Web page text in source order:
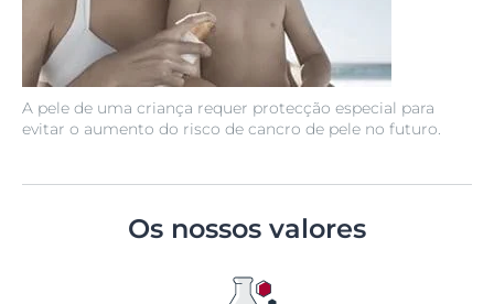
A pele de uma criança requer protecção especial para
evitar o aumento do risco de cancro de pele no futuro.
Os nossos valores